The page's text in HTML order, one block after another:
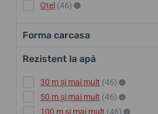
Oțel (46)
Forma carcasa
Rezistent la apă
30 m și mai mult (46)
50 m și mai mult (46)
100 m și mai mult (46)